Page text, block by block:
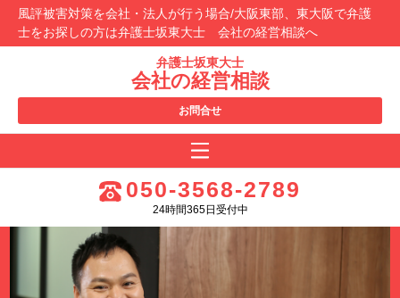
風評被害対策を会社・法人が行う場合/大阪東部、東大阪で弁護
士をお探しの方は弁護士坂東大士 会社の経営相談へ
弁護士坂東大士
会社の経営相談
お問合せ
050-3568-2789
24時間365日受付中